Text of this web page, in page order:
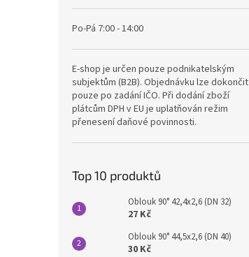
Po-Pá 7:00 - 14:00
E-shop je určen pouze podnikatelským
subjektům (B2B). Objednávku lze dokončit
pouze po zadání IČO. Při dodání zboží
plátcům DPH v EU je uplatňován režim
přenesení daňové povinnosti.
Top 10 produktů
Oblouk 90° 42,4x2,6 (DN 32)
27 Kč
Oblouk 90° 44,5x2,6 (DN 40)
30 Kč